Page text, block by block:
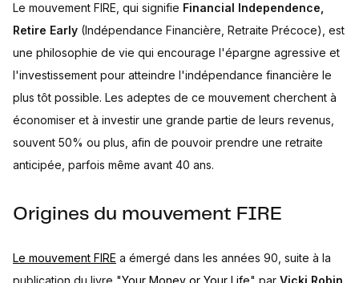
Is the FIRE movement for you?
Personal assessment and reflection
The pros and cons of financial independence
Le mouvement FIRE, qui signifie Financial Independence,
Retire Early (Indépendance Financière, Retraite Précoce), est
une philosophie de vie qui encourage l'épargne agressive et
l'investissement pour atteindre l'indépendance financière le
plus tôt possible. Les adeptes de ce mouvement cherchent à
économiser et à investir une grande partie de leurs revenus,
souvent 50% ou plus, afin de pouvoir prendre une retraite
anticipée, parfois même avant 40 ans.
Origines du mouvement FIRE
Le mouvement FIRE a émergé dans les années 90, suite à la